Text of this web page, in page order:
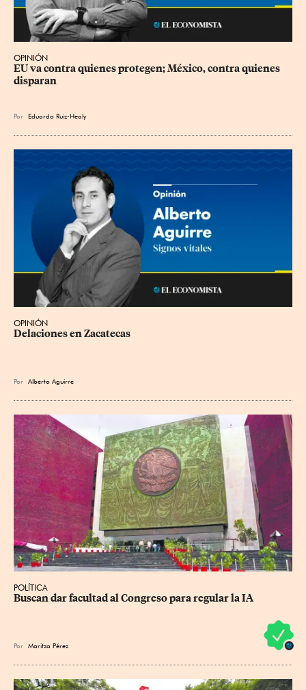
OPINIÓN
EU va contra quienes protegen; México, contra quienes
disparan
Por Eduardo Ruiz-Healy
OPINIÓN
Delaciones en Zacatecas
Por Alberto Aguirre
POLÍTICA
Buscan dar facultad al Congreso para regular la IA
Por Maritza Pérez